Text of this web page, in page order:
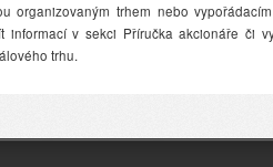
organizovaným trhem nebo
informací v sekci Příručka akcionáře či
trhu.